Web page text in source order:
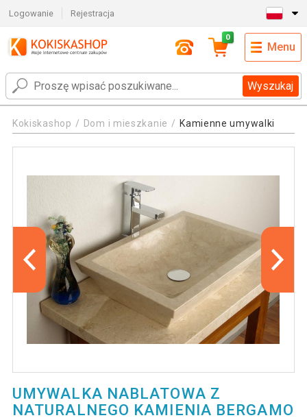
Logowanie Rejestracja
Wyszukaj
0
Menu
Kokiskashop Dom i mieszkanie Kamienne umywalki
UMYWALKA NABLATOWA Z
NATURALNEGO KAMIENIA BERGAMO